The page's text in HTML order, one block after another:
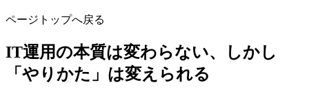
ページトップへ戻る
IT運用の本質は変わらない、しかし
「やりかた」は変えられる